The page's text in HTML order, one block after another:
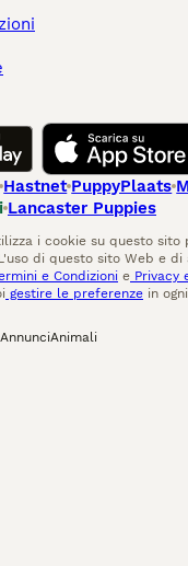
Hastnet PuppyPlaats
Lancaster Puppies
i cookie su questo
di questo sito Web e
e Condizioni e Privacy
gestire le preferenze in
AnnunciAnimali